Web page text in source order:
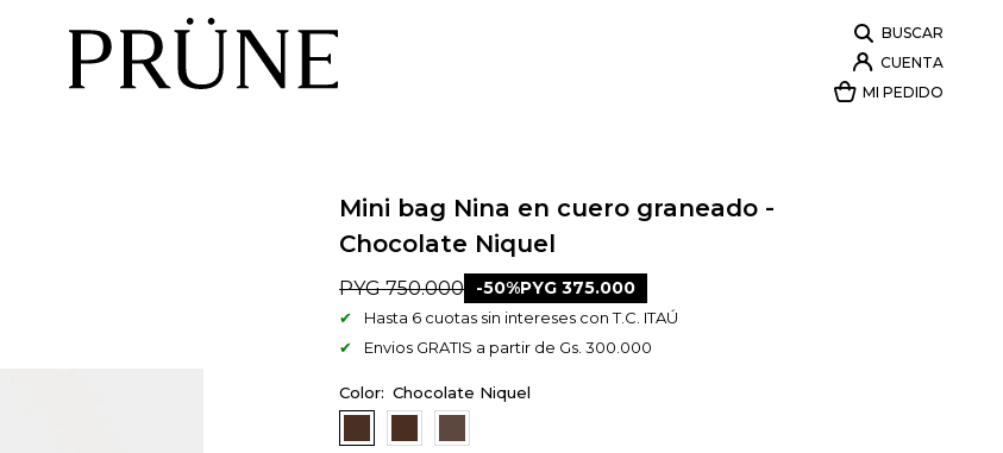
Mini bag Nina en cuero graneado -
Chocolate Niquel
PYG 750.000 50 PYG 375.000
Hasta 6 cuotas sin intereses con T.C. ITAÚ
Envios GRATIS a partir de Gs. 300.000
Chocolate Niquel